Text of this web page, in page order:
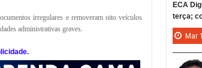
irregulares e removeram oito veículos
administrativas graves.
ECA
terça;
Mar